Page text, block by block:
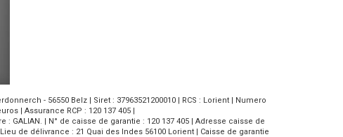
- 56550 Belz | Siret : 37963521200010 | RCS : Lorient | Numero
| Assurance RCP : 120 137 405 |
GALIAN. | N° de caisse de garantie : 120 137 405 | Adresse caisse de
de délivrance : 21 Quai des Indes 56100 Lorient | Caisse de garantie